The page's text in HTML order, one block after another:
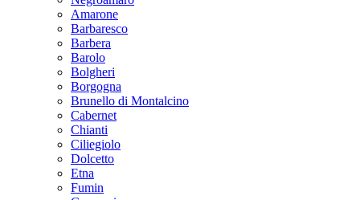
Amarone
Barbaresco
Barbera
Barolo
Bolgheri
Borgogna
Brunello di Montalcino
Cabernet
Chianti
Ciliegiolo
Dolcetto
Etna
Fumin